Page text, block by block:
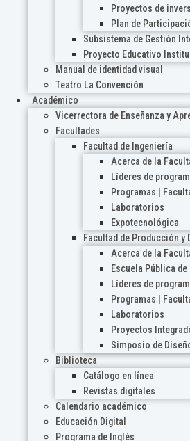
Proyectos de
Plan de
Subsistema de Gestión
Proyecto Educativo
Manual de identidad visual
Teatro La Convención
Académico
Vicerrectora de Enseñanza y
Facultades
Facultad de Ingeniería
Acerca de la
Líderes de
Programas |
Laboratorios
Expotecnológica
Facultad de Producción y
Acerca de la
Escuela Pública de
Líderes de
Programas |
Laboratorios
Proyectos
Simposio de
Biblioteca
Catálogo en línea
Revistas digitales
Calendario académico
Educación Digital
Programa de Inglés